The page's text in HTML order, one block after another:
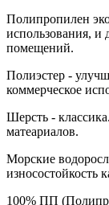
Полипропилен
использования,
помещений.
Полиэстер -
коммерческое
Шерсть -
матеариалов.
Морские
износостойкость
100% ПП